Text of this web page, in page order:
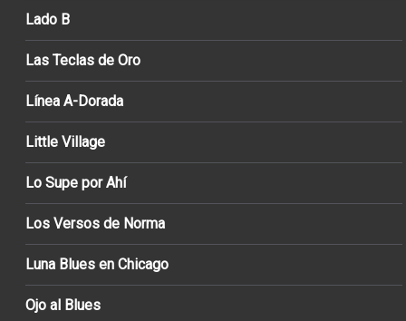
Lado B
Las Teclas de Oro
Línea A-Dorada
Little Village
Lo Supe por Ahí
Los Versos de Norma
Luna Blues en Chicago
Ojo al Blues